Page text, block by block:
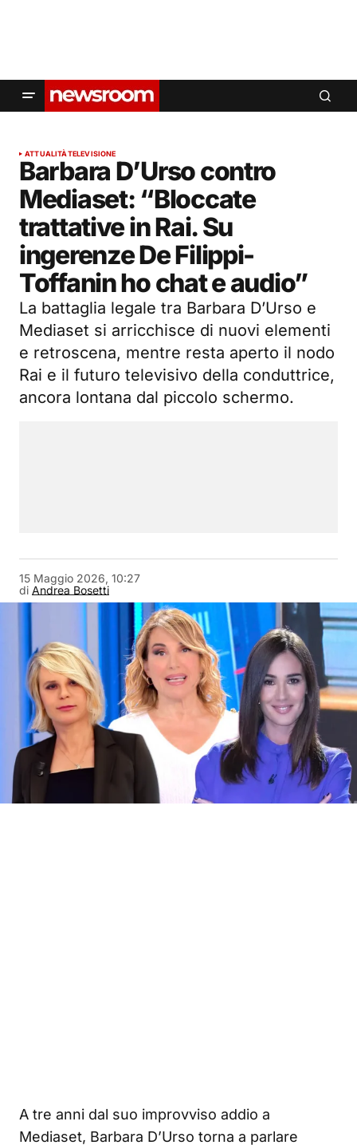
ATTUALITÀTELEVISIONE
Barbara D’Urso contro
Mediaset: “Bloccate
trattative in Rai. Su
ingerenze De Filippi-
Toffanin ho chat e audio”
La battaglia legale tra Barbara D’Urso e
Mediaset si arricchisce di nuovi elementi
e retroscena, mentre resta aperto il nodo
Rai e il futuro televisivo della conduttrice,
ancora lontana dal piccolo schermo.
di Andrea Bosetti
15 Maggio 2026, 10:27
A tre anni dal suo improvviso addio a
Mediaset, Barbara D’Urso torna a parlare